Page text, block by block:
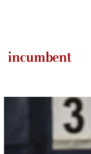
incumbent